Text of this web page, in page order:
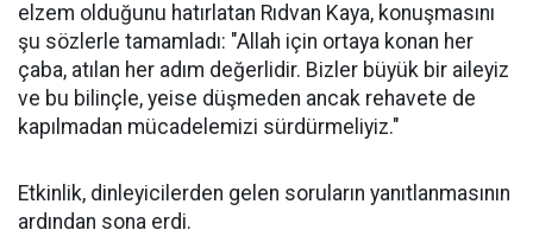
elzem olduğunu hatırlatan Rıdvan Kaya, konuşmasını
şu sözlerle tamamladı: "Allah için ortaya konan her
çaba, atılan her adım değerlidir. Bizler büyük bir aileyiz
ve bu bilinçle, yeise düşmeden ancak rehavete de
kapılmadan mücadelemizi sürdürmeliyiz."
Etkinlik, dinleyicilerden gelen soruların yanıtlanmasının
ardından sona erdi.